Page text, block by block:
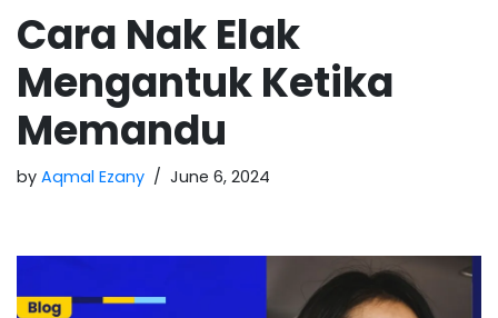
Cara Nak Elak
Mengantuk Ketika
Memandu
by Aqmal Ezany June 6, 2024